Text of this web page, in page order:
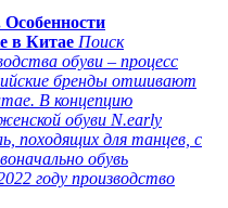
в Китае Поиск
обуви – процесс
бренды отшивают
В концепцию
обуви N.early
походящих для танцев, с
обувь
году производство